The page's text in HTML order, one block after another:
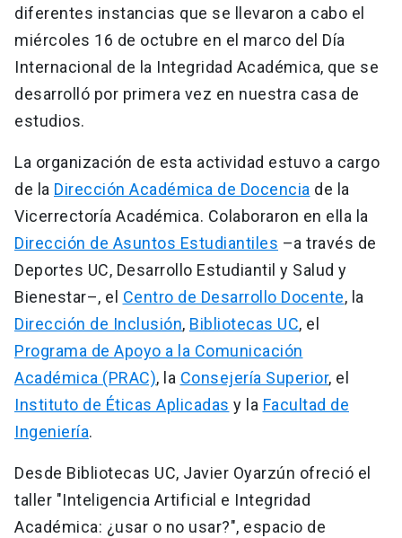
diferentes instancias que se llevaron a cabo el
miércoles 16 de octubre en el marco del Día
Internacional de la Integridad Académica, que se
desarrolló por primera vez en nuestra casa de
estudios.
La organización de esta actividad estuvo a cargo
de la Dirección Académica de Docencia de la
Vicerrectoría Académica. Colaboraron en ella la
Dirección de Asuntos Estudiantiles –a través de
Deportes UC, Desarrollo Estudiantil y Salud y
Bienestar–, el Centro de Desarrollo Docente, la
Dirección de Inclusión, Bibliotecas UC, el
Programa de Apoyo a la Comunicación
Académica (PRAC), la Consejería Superior, el
Instituto de Éticas Aplicadas y la Facultad de
Ingeniería.
Desde Bibliotecas UC, Javier Oyarzún ofreció el
taller "Inteligencia Artificial e Integridad
Académica: ¿usar o no usar?", espacio de